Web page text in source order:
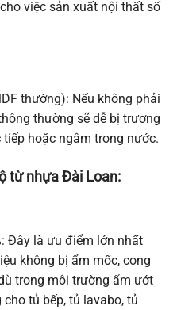
việc sản xuất nội thất số
thường): Nếu không phải
thường sẽ dễ bị trương
hoặc ngâm trong nước.
từ nhựa Đài Loan:
Đây là ưu điểm lớn nhất
không bị ẩm mốc, cong
trong môi trường ẩm ướt
tủ bếp, tủ lavabo, tủ